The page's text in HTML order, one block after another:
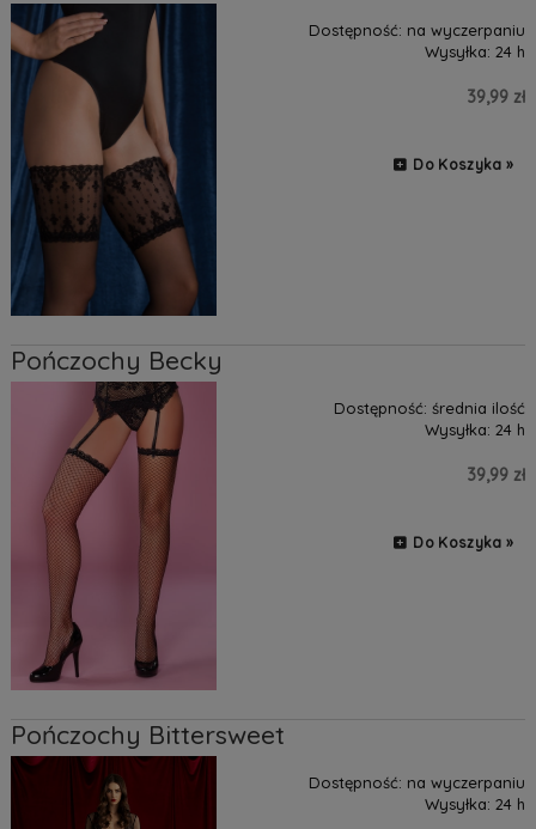
Dostępność: na wyczerpaniu
Wysyłka: 24 h
39,99 zł
Do Koszyka »
Pończochy Becky
Dostępność: średnia ilość
Wysyłka: 24 h
39,99 zł
Do Koszyka »
Pończochy Bittersweet
Dostępność: na wyczerpaniu
Wysyłka: 24 h